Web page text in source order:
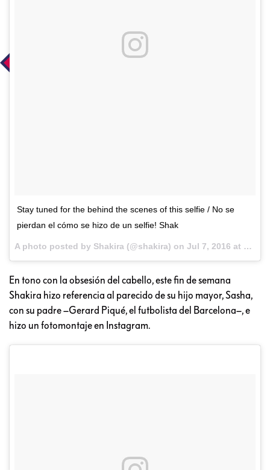
Stay tuned for the behind the scenes of this selfie / No se
pierdan el cómo se hizo de un selfie! Shak
A photo posted by Shakira (@shakira) on Jul 7, 2016 at 10:28am PDT
En tono con la obsesión del cabello, este fin de semana
Shakira hizo referencia al parecido de su hijo mayor, Sasha,
con su padre –Gerard Piqué, el futbolista del Barcelona–, e
hizo un fotomontaje en Instagram.